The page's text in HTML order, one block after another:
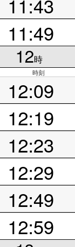
11:49
12時
時刻
12:09
12:19
12:23
12:29
12:49
12:59